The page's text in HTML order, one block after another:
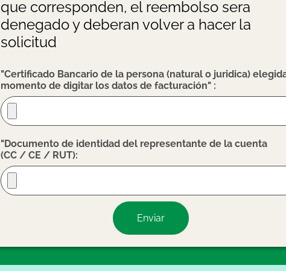
que corresponden, el reembolso sera
denegado y deberan volver a hacer la
solicitud
"Certificado Bancario de la persona (natural o juridica)
momento de digitar los datos de facturación" :
"Documento de identidad del representante de la cuenta
(CC / CE / RUT):
Enviar